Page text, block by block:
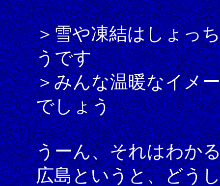
＞雪や凍結はしょっ
うです
＞みんな温暖なイメ
でしょう
うーん、それはわか
広島というと、どう